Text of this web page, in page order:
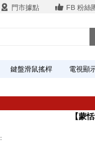
門市據點 FB 粉絲
鍵盤滑鼠搖桿 電視顯
【蒙